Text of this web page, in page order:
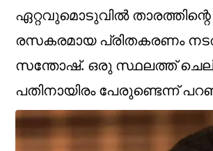
ഏറ്റവുമൊടുവില്‍
രസകരമായ പ്രിതകരണം
സന്തോഷ്‌. ഒരു സ്ഥലത്ത്
പതിനായിരം പേരുണ്ടെന്ന്